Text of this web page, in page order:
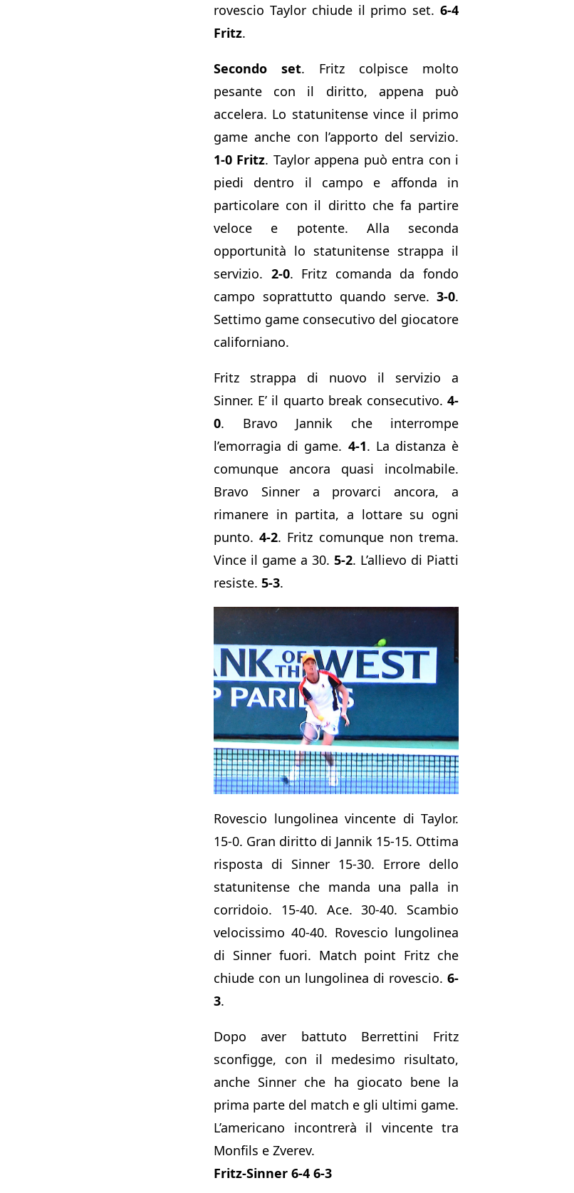
rovescio Taylor chiude il primo set. 6-4
Fritz.
Secondo set. Fritz colpisce molto
pesante con il diritto, appena può
accelera. Lo statunitense vince il primo
game anche con l’apporto del servizio.
1-0 Fritz. Taylor appena può entra con i
piedi dentro il campo e affonda in
particolare con il diritto che fa partire
veloce e potente. Alla seconda
opportunità lo statunitense strappa il
servizio. 2-0. Fritz comanda da fondo
campo soprattutto quando serve. 3-0.
Settimo game consecutivo del giocatore
californiano.
Fritz strappa di nuovo il servizio a
Sinner. E’ il quarto break consecutivo. 4-
0. Bravo Jannik che interrompe
l’emorragia di game. 4-1. La distanza è
comunque ancora quasi incolmabile.
Bravo Sinner a provarci ancora, a
rimanere in partita, a lottare su ogni
punto.4-2. Fritz comunque non trema.
Vince il game a 30. 5-2. L’allievo di Piatti
resiste. 5-3.
Rovescio lungolinea vincente di Taylor.
15-0. Gran diritto di Jannik 15-15. Ottima
risposta di Sinner 15-30. Errore dello
statunitense che manda una palla in
corridoio. 15-40. Ace. 30-40. Scambio
velocissimo 40-40. Rovescio lungolinea
di Sinner fuori. Match point Fritz che
chiude con un lungolinea di rovescio. 6-
3.
Dopo aver battuto Berrettini Fritz
sconfigge, con il medesimo risultato,
anche Sinner che ha giocato bene la
prima parte del match e gli ultimi game.
L’americano incontrerà il vincente tra
Monfils e Zverev.
Fritz-Sinner 6-4 6-3